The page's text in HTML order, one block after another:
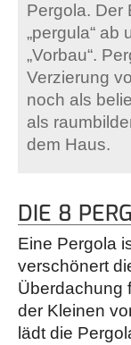
Pergola. Der
„pergula“ ab
„Vorbau“.
Verzierung
noch als
als
dem Haus.
DIE 8
Eine Pergola
verschönert
Überdachung
der Kleinen
lädt die